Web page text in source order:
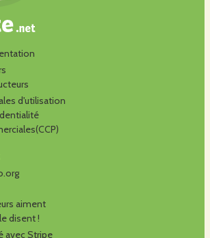
d'utilisation
aiment
disent !
avec Stripe